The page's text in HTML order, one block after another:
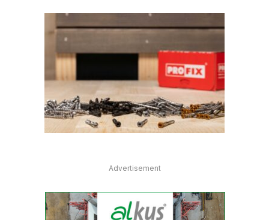
Advertisement